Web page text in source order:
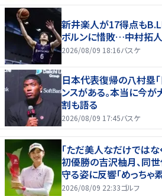
新井楽人が17得点も
ボルンに惜敗…中村拓人
2026/08/09 18:16バスケ
日本代表復帰の八村塁
ンスがある。本当に今
割も語る
2026/08/09 17:45バスケ
「ただ美人なだけでは
初優勝の吉沢柚月、同
守る姿に反響「めっちゃ
すぎてびっくり」
2026/08/09 22:33ゴルフ